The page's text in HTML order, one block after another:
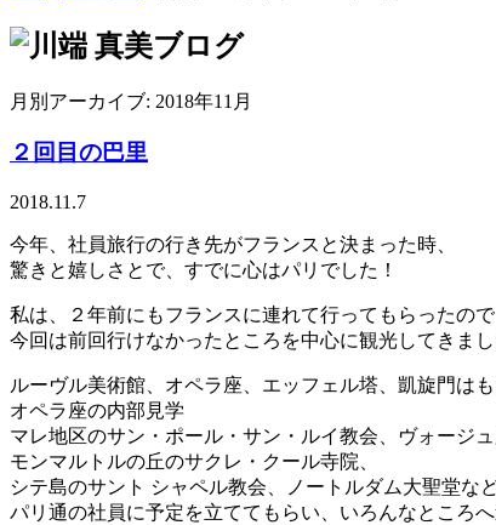
月別アーカイブ: 2018年11月
２回目の巴里
2018.11.7
今年、社員旅行の行き先がフランスと決まった時、
驚きと嬉しさとで、すでに心はパリでした！
私は、２年前にもフランスに連れて行ってもらったので
今回は前回行けなかったところを中心に観光してきまし
ルーヴル美術館、オペラ座、エッフェル塔、凱旋門は
オペラ座の内部見学
マレ地区のサン・ポール・サン・ルイ教会、ヴォージ
モンマルトルの丘のサクレ・クール寺院、
シテ島のサント シャペル教会、ノートルダム大聖堂など
パリ通の社員に予定を立ててもらい、いろんなところ